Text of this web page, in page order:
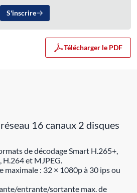
S'inscrire
Télécharger le PDF
16 canaux 2 disques
de décodage Smart H.265+,
et MJPEG.
maximale : 32 × 1080p à 30 ips ou
entrante/sortante max. de